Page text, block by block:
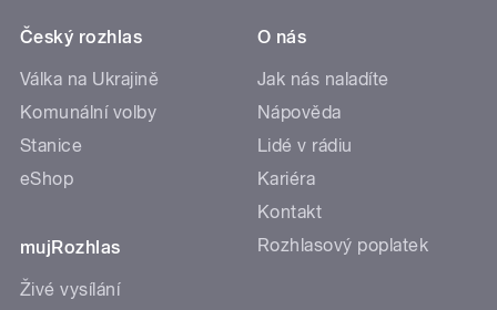
Český rozhlas
Válka na Ukrajině
Komunální volby
Stanice
eShop
mujRozhlas
Živé vysílání
O nás
Jak nás naladíte
Nápověda
Lidé v rádiu
Kariéra
Kontakt
Rozhlasový poplatek